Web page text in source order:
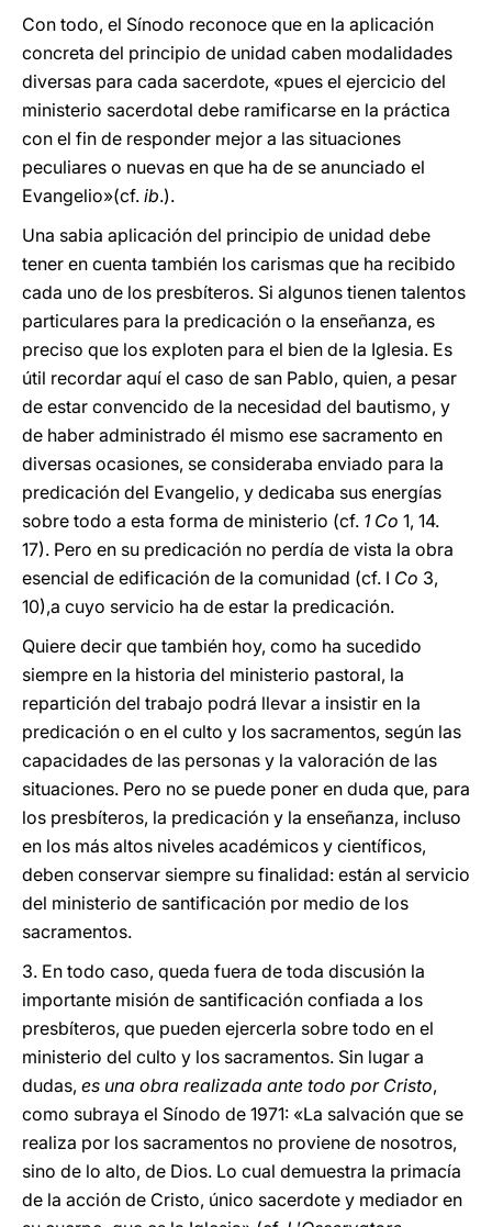
Con todo, el Sínodo reconoce que en la aplicación
concreta del principio de unidad caben modalidades
diversas para cada sacerdote, «pues el ejercicio del
ministerio sacerdotal debe ramificarse en la práctica
con el fin de responder mejor a las situaciones
peculiares o nuevas en que ha de se anunciado el
Evangelio»(cf. ib.).
Una sabia aplicación del principio de unidad debe
tener en cuenta también los carismas que ha recibido
cada uno de los presbíteros. Si algunos tienen talentos
particulares para la predicación o la enseñanza, es
preciso que los exploten para el bien de la Iglesia. Es
útil recordar aquí el caso de san Pablo, quien, a pesar
de estar convencido de la necesidad del bautismo, y
de haber administrado él mismo ese sacramento en
diversas ocasiones, se consideraba enviado para la
predicación del Evangelio, y dedicaba sus energías
sobre todo a esta forma de ministerio (cf. 1 Co 1, 14.
17). Pero en su predicación no perdía de vista la obra
esencial de edificación de la comunidad (cf. I Co 3,
10),a cuyo servicio ha de estar la predicación.
Quiere decir que también hoy, como ha sucedido
siempre en la historia del ministerio pastoral, la
repartición del trabajo podrá llevar a insistir en la
predicación o en el culto y los sacramentos, según las
capacidades de las personas y la valoración de las
situaciones. Pero no se puede poner en duda que, para
los presbíteros, la predicación y la enseñanza, incluso
en los más altos niveles académicos y científicos,
deben conservar siempre su finalidad: están al servicio
del ministerio de santificación por medio de los
sacramentos.
3. En todo caso, queda fuera de toda discusión la
importante misión de santificación confiada a los
presbíteros, que pueden ejercerla sobre todo en el
ministerio del culto y los sacramentos. Sin lugar a
dudas, es una obra realizada ante todo por Cristo,
como subraya el Sínodo de 1971: «La salvación que se
realiza por los sacramentos no proviene de nosotros,
sino de lo alto, de Dios. Lo cual demuestra la primacía
de la acción de Cristo, único sacerdote y mediador en